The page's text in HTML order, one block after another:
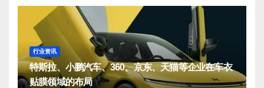
行业资讯
特斯拉、小鹏汽车、360、京东、天猫等企业在车衣
贴膜领域的布局